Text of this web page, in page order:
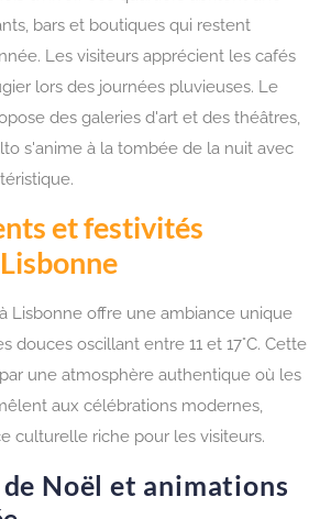
bars et boutiques qui restent
Les visiteurs apprécient les cafés
lors des journées pluvieuses. Le
des galeries d'art et des théâtres,
s'anime à la tombée de la nuit avec
et festivités
Lisbonne offre une ambiance unique
douces oscillant entre 11 et 17°C. Cette
une atmosphère authentique où les
aux célébrations modernes,
culturelle riche pour les visiteurs.
de Noël et animations